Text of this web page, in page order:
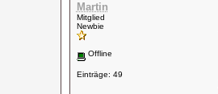
Martin
Mitglied
Newbie
Offline
Einträge: 49